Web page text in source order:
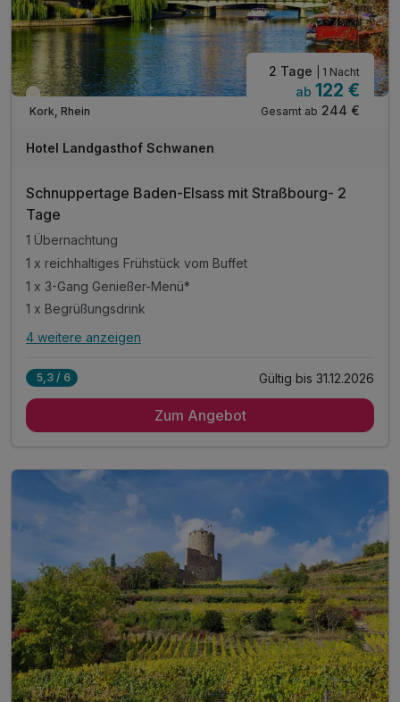
Teilweise ausgelastet
Kork, Rhein
2 Tage | 1 Nacht
ab 122 €
Gesamt ab 244 €
Hotel Landgasthof Schwanen
Schnuppertage Baden-Elsass mit Straßbourg- 2
Tage
1 Übernachtung
1 x reichhaltiges Frühstück vom Buffet
1 x 3-Gang Genießer-Menü*
1 x Begrüßungsdrink
Alle Inklusivleistungen
1 x reichhaltiges Frühstück vom Buffet
1 x Flasche Wasser zur Begrüßung auf dem Zimmer
inkl. Übernachtungssteuer
4 weitere anzeigen
5,3 / 6 Gültig bis 31.12.2026
Zum Angebot